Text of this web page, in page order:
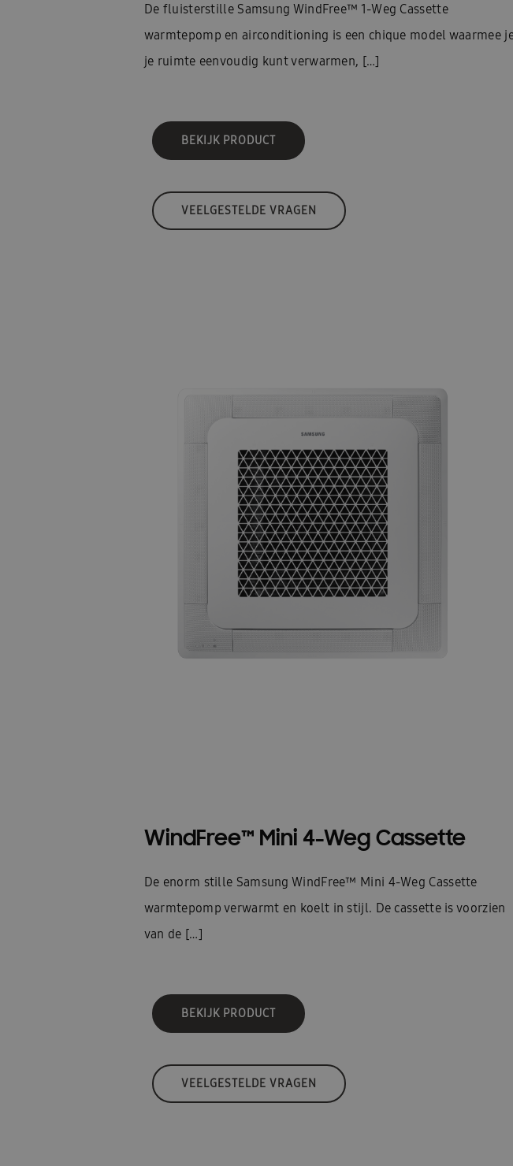
De fluisterstille Samsung WindFree™ 1-Weg Cassette
warmtepomp en airconditioning is een chique model waarmee
je ruimte eenvoudig kunt verwarmen, […]
BEKIJK PRODUCT
VEELGESTELDE VRAGEN
WindFree™ Mini 4-Weg Cassette
De enorm stille Samsung WindFree™ Mini 4-Weg Cassette
warmtepomp verwarmt en koelt in stijl. De cassette is voorzien
van de […]
BEKIJK PRODUCT
VEELGESTELDE VRAGEN